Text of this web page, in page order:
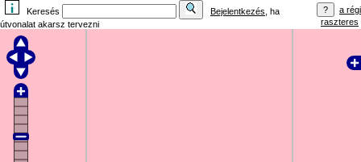
Keresés Bejelentkezés , ha
útvonalat akarsz tervezni
a régi
raszteres